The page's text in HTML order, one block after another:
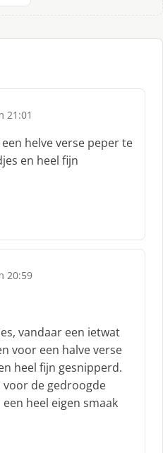
21:01
helve verse peper te
en heel fijn
20:59
vandaar een ietwat
voor een halve verse
heel fijn gesnipperd.
voor de gedroogde
heel eigen smaak